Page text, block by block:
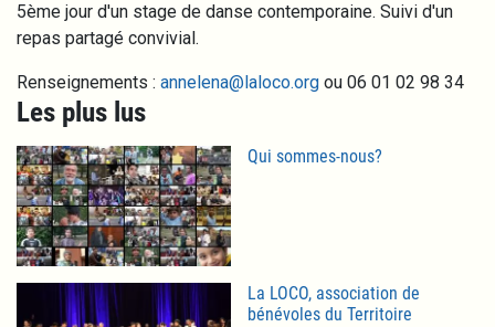
5ème jour d'un stage de danse contemporaine. Suivi d'un
repas partagé convivial.
Renseignements : annelena@laloco.org ou 06 01 02 98 34
Les plus lus
Qui sommes-nous?
La LOCO, association de
bénévoles du Territoire